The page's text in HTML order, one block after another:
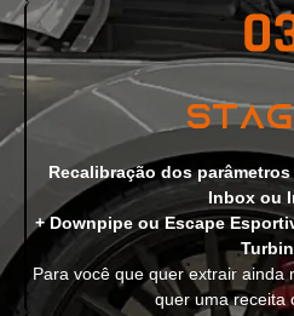
Recalibração dos
Inbox ou
+ Downpipe ou Escape
Para você que quer extrair ainda
quer uma receita